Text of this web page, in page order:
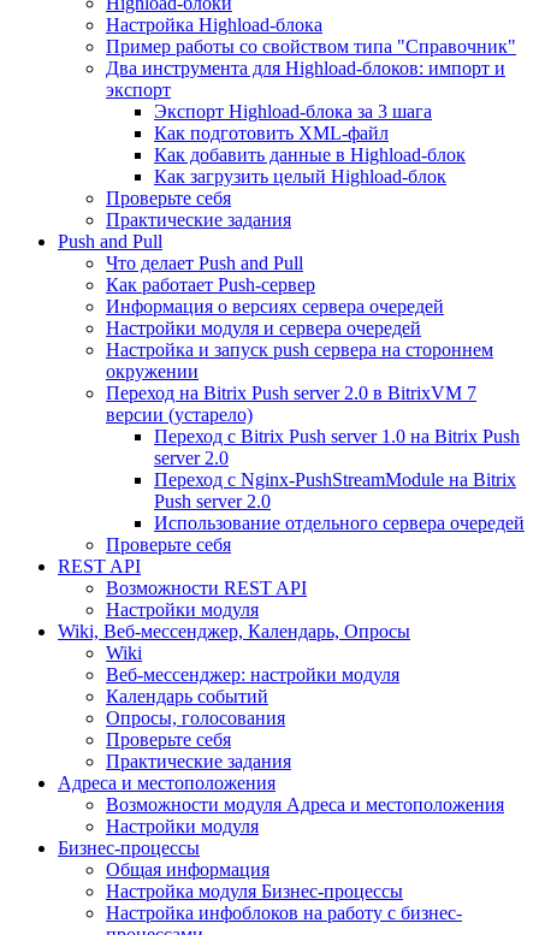
Настройка Highload-блока
Пример работы со свойством типа "Справочник"
Два инструмента для Highload-блоков: импорт и
экспорт
Экспорт Highload-блока за 3 шага
Как подготовить XML-файл
Как добавить данные в Highload-блок
Как загрузить целый Highload-блок
Проверьте себя
Практические задания
Push and Pull
Что делает Push and Pull
Как работает Push-сервер
Информация о версиях сервера очередей
Настройки модуля и сервера очередей
Настройка и запуск push сервера на стороннем
окружении
Переход на Bitrix Push server 2.0 в BitrixVM 7
версии (устарело)
Переход с Bitrix Push server 1.0 на Bitrix Push
server 2.0
Переход с Nginx-PushStreamModule на Bitrix
Push server 2.0
Использование отдельного сервера очередей
Проверьте себя
REST API
Возможности REST API
Настройки модуля
Wiki, Веб-мессенджер, Календарь, Опросы
Wiki
Веб-мессенджер: настройки модуля
Календарь событий
Опросы, голосования
Проверьте себя
Практические задания
Адреса и местоположения
Возможности модуля Адреса и местоположения
Настройки модуля
Бизнес-процессы
Общая информация
Настройка модуля Бизнес-процессы
Настройка инфоблоков на работу с бизнес-